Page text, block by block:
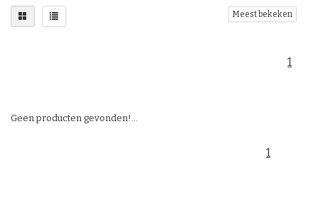
Meest bekeken
1
Geen producten gevonden!...
1